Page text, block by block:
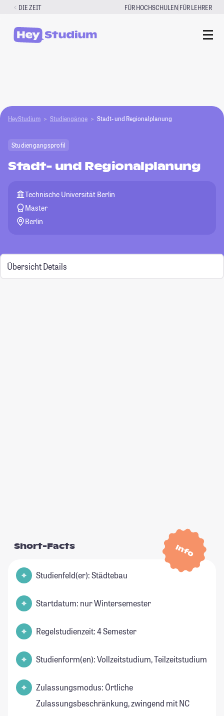
Zum
springen
DIE ZEIT FÜR HOCHSCHULEN|FÜR LEHRER
HeyStudium Studiengänge Stadt- und Regionalplanung
Studiengangsprofil
Stadt- und Regionalplanung
Technische Universität Berlin
Master
Berlin
Übersicht Details
Info
Short-Facts
Studienfeld(er): Städtebau
Startdatum: nur Wintersemester
Regelstudienzeit: 4 Semester
Studienform(en): Vollzeitstudium, Teilzeitstudium
Zulassungsmodus: Örtliche
Zulassungsbeschränkung, zwingend mit NC